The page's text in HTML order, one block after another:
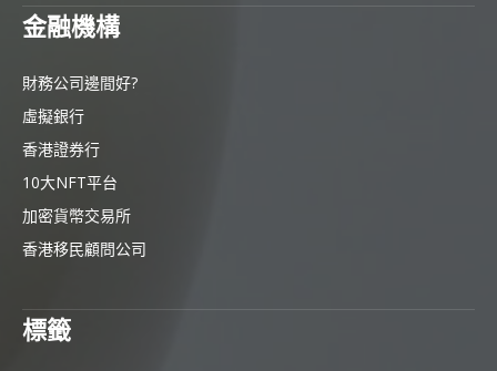
金融機構
財務公司邊間好?
虛擬銀行
香港證券行
10大NFT平台
加密貨幣交易所
香港移民顧問公司
標籤